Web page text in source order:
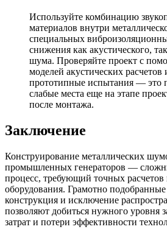
Используйте комбинацию
материалов внутри
специальных
снижения как акустического,
шума. Проверяйте проект с
моделей акустических расчетов
прототипные испытания — это
слабые места еще на этапе
после монтажа.
Заключение
Конструирование металлических
промышленных генераторов —
процесс, требующий точных
оборудования. Грамотно
конструкция и исключение
позволяют добиться нужного уровня
затрат и потери эффективности